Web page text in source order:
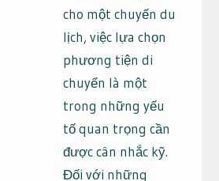
cho một chuyến du
lịch, việc lựa chọn
phương tiện di
chuyển là một
trong những yếu
tố quan trọng cần
được cân nhắc kỹ.
Đối với những